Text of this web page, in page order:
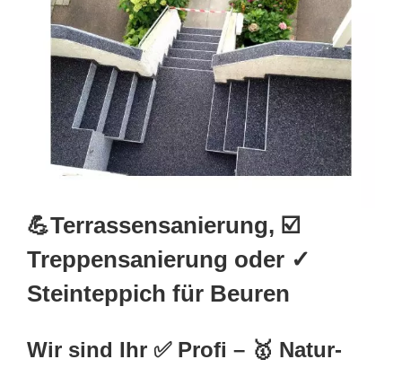
💪Terrassensanierung, ☑️
Treppensanierung oder ✓
Steinteppich für Beuren
Wir sind Ihr ✅ Profi – 🥇 Natur-